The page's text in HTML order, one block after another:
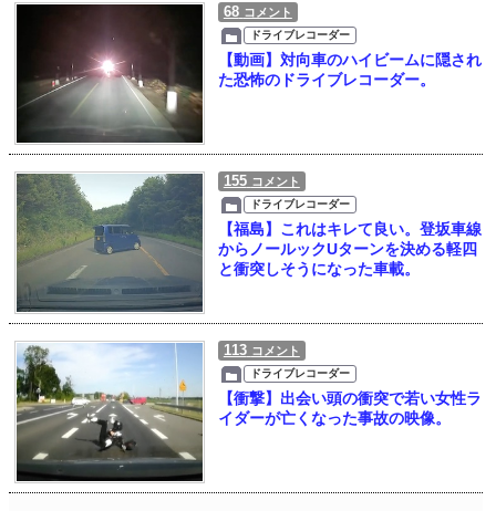
68 コメント
ドライブレコーダー
【動画】対向車のハイビームに隠され
た恐怖のドライブレコーダー。
155 コメント
ドライブレコーダー
【福島】これはキレて良い。登坂車線
からノールックUターンを決める軽四
と衝突しそうになった車載。
113 コメント
ドライブレコーダー
【衝撃】出会い頭の衝突で若い女性ラ
イダーが亡くなった事故の映像。